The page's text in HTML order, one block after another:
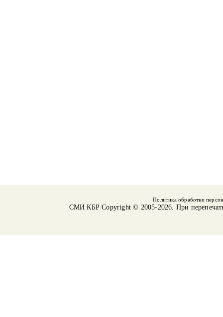
Политика обработки
СМИ КБРCopyright © 2005-2026. При